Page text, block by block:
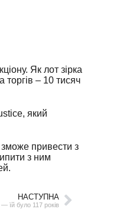
Як лот зірка
– 10 тисяч
який
привести з
з ним
НАСТУПНА
їй було 117 років